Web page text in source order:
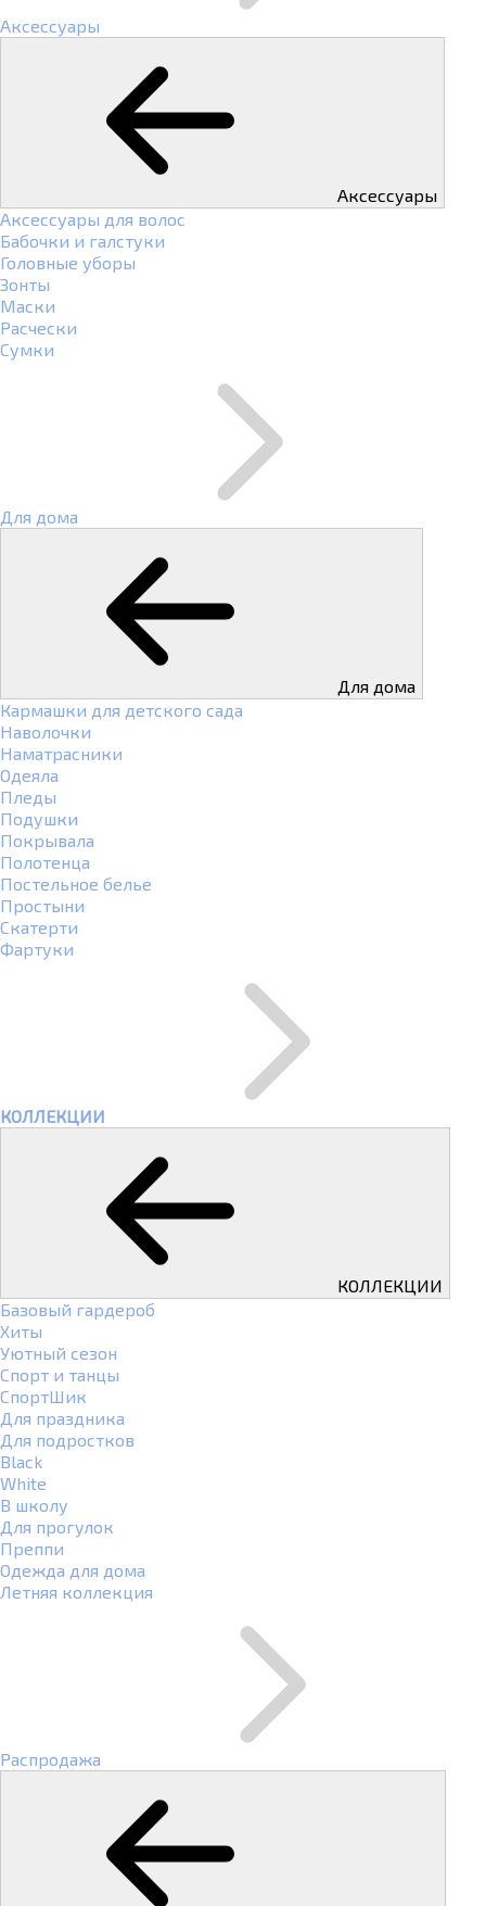
Аксессуары
Аксессуары
Аксессуары для волос
Бабочки и галстуки
Головные уборы
Зонты
Маски
Расчески
Сумки
Для дома
Для дома
Кармашки для детского сада
Наволочки
Наматрасники
Одеяла
Пледы
Подушки
Покрывала
Полотенца
Постельное белье
Простыни
Скатерти
Фартуки
КОЛЛЕКЦИИ
КОЛЛЕКЦИИ
Базовый гардероб
Хиты
Уютный сезон
Спорт и танцы
СпортШик
Для праздника
Для подростков
Black
White
В школу
Для прогулок
Преппи
Одежда для дома
Летняя коллекция
Распродажа